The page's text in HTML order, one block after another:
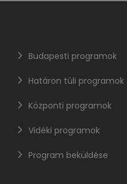
Budapesti programok
Határon túli programok
Központi programok
Vidéki programok
Program beküldése